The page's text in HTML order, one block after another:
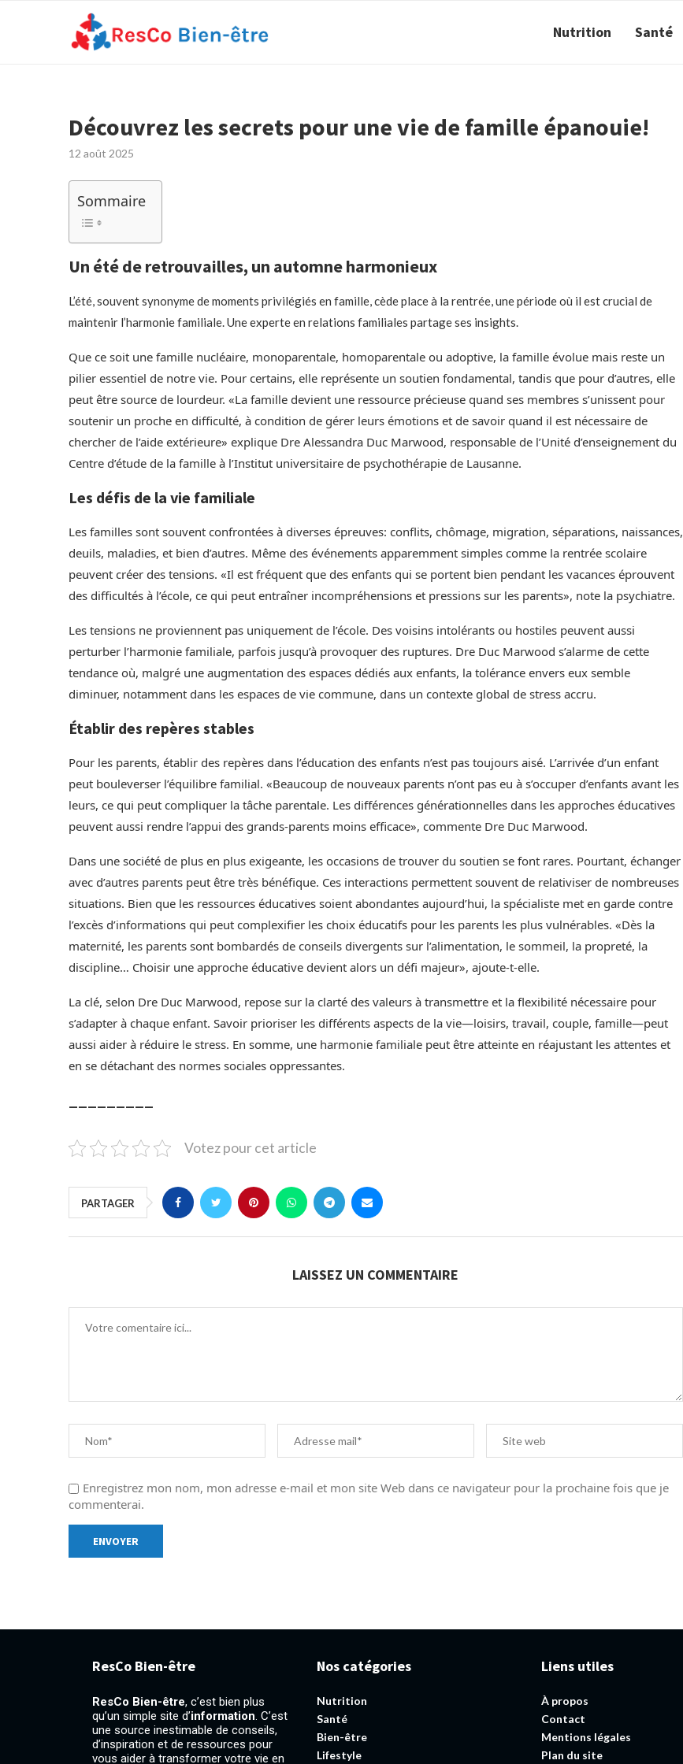
Nutrition Santé
Découvrez les secrets pour une vie de famille épanouie!
12 août 2025
Sommaire
Un été de retrouvailles, un automne harmonieux
L’été, souvent synonyme de moments privilégiés en famille, cède place à la rentrée, une période où il est crucial de
maintenir l’harmonie familiale. Une experte en relations familiales partage ses insights.
Que ce soit une famille nucléaire, monoparentale, homoparentale ou adoptive, la famille évolue mais reste un
pilier essentiel de notre vie. Pour certains, elle représente un soutien fondamental, tandis que pour d’autres, elle
peut être source de lourdeur. «La famille devient une ressource précieuse quand ses membres s’unissent pour
soutenir un proche en difficulté, à condition de gérer leurs émotions et de savoir quand il est nécessaire de
chercher de l’aide extérieure» explique Dre Alessandra Duc Marwood, responsable de l’Unité d’enseignement du
Centre d’étude de la famille à l’Institut universitaire de psychothérapie de Lausanne.
Les défis de la vie familiale
Les familles sont souvent confrontées à diverses épreuves: conflits, chômage, migration, séparations, naissances,
deuils, maladies, et bien d’autres. Même des événements apparemment simples comme la rentrée scolaire
peuvent créer des tensions. «Il est fréquent que des enfants qui se portent bien pendant les vacances éprouvent
des difficultés à l’école, ce qui peut entraîner incompréhensions et pressions sur les parents», note la psychiatre.
Les tensions ne proviennent pas uniquement de l’école. Des voisins intolérants ou hostiles peuvent aussi
perturber l’harmonie familiale, parfois jusqu’à provoquer des ruptures. Dre Duc Marwood s’alarme de cette
tendance où, malgré une augmentation des espaces dédiés aux enfants, la tolérance envers eux semble
diminuer, notamment dans les espaces de vie commune, dans un contexte global de stress accru.
Établir des repères stables
Pour les parents, établir des repères dans l’éducation des enfants n’est pas toujours aisé. L’arrivée d’un enfant
peut bouleverser l’équilibre familial. «Beaucoup de nouveaux parents n’ont pas eu à s’occuper d’enfants avant les
leurs, ce qui peut compliquer la tâche parentale. Les différences générationnelles dans les approches éducatives
peuvent aussi rendre l’appui des grands-parents moins efficace», commente Dre Duc Marwood.
Dans une société de plus en plus exigeante, les occasions de trouver du soutien se font rares. Pourtant, échanger
avec d’autres parents peut être très bénéfique. Ces interactions permettent souvent de relativiser de nombreuses
situations. Bien que les ressources éducatives soient abondantes aujourd’hui, la spécialiste met en garde contre
l’excès d’informations qui peut complexifier les choix éducatifs pour les parents les plus vulnérables. «Dès la
maternité, les parents sont bombardés de conseils divergents sur l’alimentation, le sommeil, la propreté, la
discipline… Choisir une approche éducative devient alors un défi majeur», ajoute-t-elle.
La clé, selon Dre Duc Marwood, repose sur la clarté des valeurs à transmettre et la flexibilité nécessaire pour
s’adapter à chaque enfant. Savoir prioriser les différents aspects de la vie—loisirs, travail, couple, famille—peut
aussi aider à réduire le stress. En somme, une harmonie familiale peut être atteinte en réajustant les attentes et
en se détachant des normes sociales oppressantes.
Votez pour cet article
PARTAGER
LAISSEZ UN COMMENTAIRE
Enregistrez mon nom, mon adresse e-mail et mon site Web dans ce navigateur pour la prochaine fois que je
commenterai.
ResCo Bien-être
ResCo Bien-être, c’est bien plus
qu’un simple site d’information. C’est
une source inestimable de conseils,
d’inspiration et de ressources pour
vous aider à transformer votre vie en
Nos catégories
Nutrition
Santé
Bien-être
Lifestyle
Liens utiles
À propos
Contact
Mentions légales
Plan du site